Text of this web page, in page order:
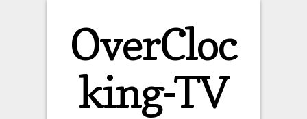
OverCloc
king-TV